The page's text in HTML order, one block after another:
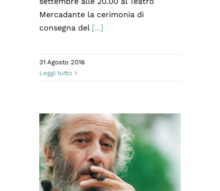
Mercadante la cerimonia di
consegna del[...]
31 Agosto 2016
Leggi tutto